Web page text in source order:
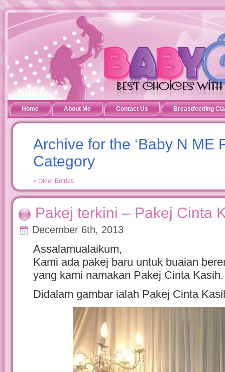
Home About Me Contact Us Breastfeeding
Archive for the ‘Baby N ME
Category
« Older Entries
Pakej terkini – Pakej Cinta
December 6th, 2013
Assalamualaikum,
Kami ada pakej baru untuk buaian
yang kami namakan Pakej Cinta Kasih.
Didalam gambar ialah Pakej Cinta